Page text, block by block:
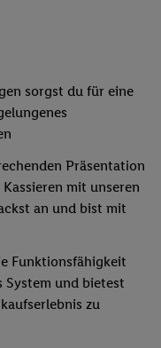
sorgst du für eine
Präsentation
mit unseren
an und bist mit
Funktionsfähigkeit
System und bietest
zu